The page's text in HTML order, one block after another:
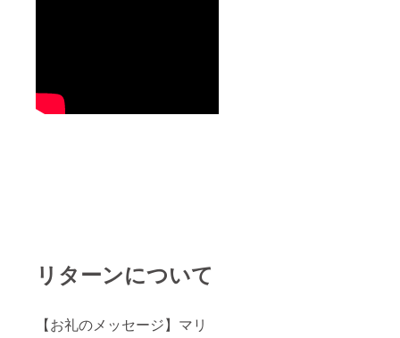
リターンについて
【お礼のメッセージ】マリ